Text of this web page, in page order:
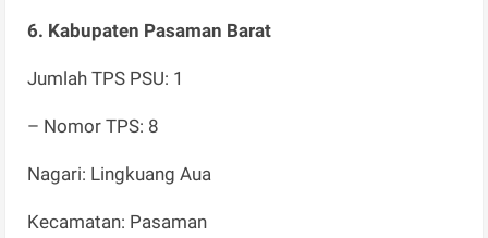
6. Kabupaten Pasaman Barat
Jumlah TPS PSU: 1
– Nomor TPS: 8
Nagari: Lingkuang Aua
Kecamatan: Pasaman